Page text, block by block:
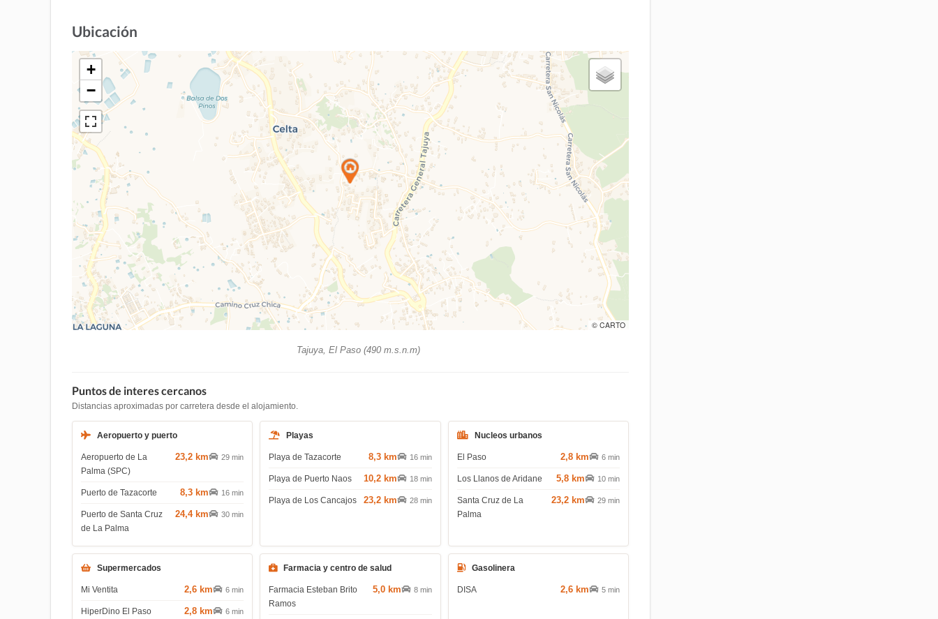
Ubicación
+
−
© CARTO
Tajuya, El Paso (490 m.s.n.m)
Puntos de interes cercanos
Distancias aproximadas por carretera desde el alojamiento.
Aeropuerto y puerto
Aeropuerto de La
Palma (SPC)
23,2 km 29 min
Puerto de Tazacorte 8,3 km 16 min
Puerto de Santa Cruz
de La Palma
24,4 km 30 min
Playas
Playa de Tazacorte 8,3 km 16 min
Playa de Puerto Naos 10,2 km 18 min
Playa de Los Cancajos 23,2 km 28 min
Nucleos urbanos
El Paso 2,8 km 6 min
Los Llanos de Aridane 5,8 km 10 min
Santa Cruz de La
Palma
23,2 km 29 min
Supermercados
Mi Ventita 2,6 km 6 min
HiperDino El Paso 2,8 km 6 min
Farmacia y centro de salud
Farmacia Esteban Brito
Ramos
5,0 km 8 min
Gasolinera
DISA 2,6 km 5 min